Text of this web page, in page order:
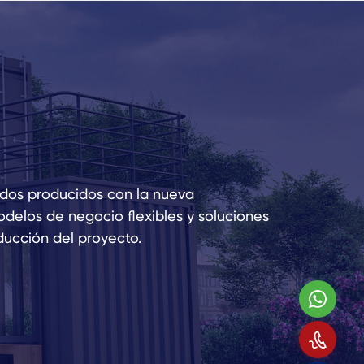
producidos con la nueva
de negocio flexibles y soluciones
del proyecto.